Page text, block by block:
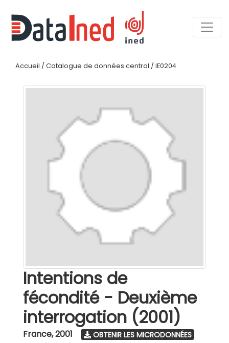
Accueil / Catalogue de données central / IE0204
Intentions de
fécondité - Deuxième
interrogation (2001)
France,2001 OBTENIR LES MICRODONNÉES